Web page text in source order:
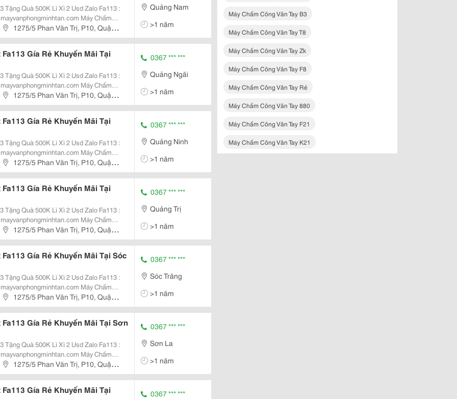
500K Lì Xì 2 Usd Zalo Fa113 :
Máy Chấm
Vân Tay Máy Chấm Công
Đến...
1275/5 Phan Văn Trị, P10, Quận
Quảng Nam
>1 năm
Gía Rẻ Khuyến Mãi Tại
500K Lì Xì 2 Usd Zalo Fa113 :
Máy Chấm
Vân Tay Máy Chấm Công
Đến...
1275/5 Phan Văn Trị, P10, Quận
0367 *** ***
Quảng Ngãi
>1 năm
Gía Rẻ Khuyến Mãi Tại
500K Lì Xì 2 Usd Zalo Fa113 :
Máy Chấm
Vân Tay Máy Chấm Công
Đến...
1275/5 Phan Văn Trị, P10, Quận
0367 *** ***
Quảng Ninh
>1 năm
Gía Rẻ Khuyến Mãi Tại
500K Lì Xì 2 Usd Zalo Fa113 :
Máy Chấm
Vân Tay Máy Chấm Công
Đến...
1275/5 Phan Văn Trị, P10, Quận
0367 *** ***
Quảng Trị
>1 năm
Gía Rẻ Khuyến Mãi Tại Sóc
500K Lì Xì 2 Usd Zalo Fa113 :
Máy Chấm
Vân Tay Máy Chấm Công
Đến...
1275/5 Phan Văn Trị, P10, Quận
0367 *** ***
Sóc Trăng
>1 năm
Gía Rẻ Khuyến Mãi Tại Sơn
500K Lì Xì 2 Usd Zalo Fa113 :
Máy Chấm
Vân Tay Máy Chấm Công
Đến...
1275/5 Phan Văn Trị, P10, Quận
0367 *** ***
Sơn La
>1 năm
Gía Rẻ Khuyến Mãi Tại
0367 *** ***
Máy Chấm Công Vân Tay B3
Máy Chấm Công Vân Tay T8
Máy Chấm Công Vân Tay Zk
Máy Chấm Công Vân Tay F8
Máy Chấm Công Vân Tay Rẻ
Máy Chấm Công Vân Tay 880
Máy Chấm Công Vân Tay F21
Máy Chấm Công Vân Tay K21